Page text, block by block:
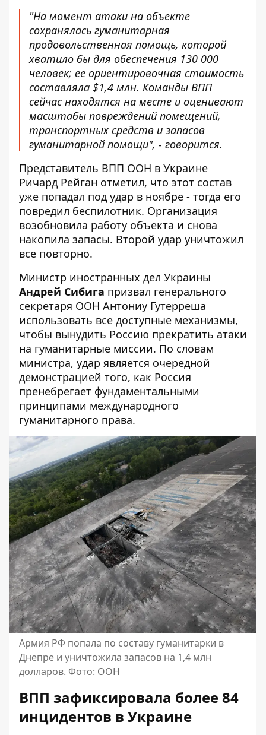
"На момент атаки на объекте
сохранялась гуманитарная
продовольственная помощь, которой
хватило бы для обеспечения 130 000
человек; ее ориентировочная стоимость
составляла $1,4 млн. Команды ВПП
сейчас находятся на месте и оценивают
масштабы повреждений помещений,
транспортных средств и запасов
гуманитарной помощи", - говорится.
Представитель ВПП ООН в Украине
Ричард Рейган отметил, что этот состав
уже попадал под удар в ноябре - тогда его
повредил беспилотник. Организация
возобновила работу объекта и снова
накопила запасы. Второй удар уничтожил
все повторно.
Министр иностранных дел Украины
Андрей Сибига призвал генерального
секретаря ООН Антониу Гутерреша
использовать все доступные механизмы,
чтобы вынудить Россию прекратить атаки
на гуманитарные миссии. По словам
министра, удар является очередной
демонстрацией того, как Россия
пренебрегает фундаментальными
принципами международного
гуманитарного права.
Армия РФ попала по составу гуманитарки в
Днепре и уничтожила запасов на 1,4 млн
долларов. Фото: ООН
ВПП зафиксировала более 84
инцидентов в Украине